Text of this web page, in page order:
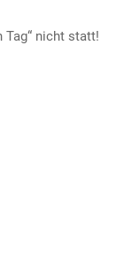
Tag“ nicht statt!